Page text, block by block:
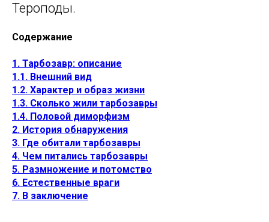
Тероподы.
Содержание
1. Тарбозавр: описание
1.1. Внешний вид
1.2. Характер и образ жизни
1.3. Сколько жили тарбозавры
1.4. Половой диморфизм
2. История обнаружения
3. Где обитали тарбозавры
4. Чем питались тарбозавры
5. Размножение и потомство
6. Естественные враги
7. В заключение